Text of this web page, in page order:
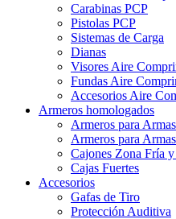
Carabinas PCP
Pistolas PCP
Sistemas de Carga
Dianas
Visores Aire
Fundas Aire
Accesorios Aire
Armeros homologados
Armeros para
Armeros para
Cajones Zona Fría
Cajas Fuertes
Accesorios
Gafas de Tiro
Protección Auditiva